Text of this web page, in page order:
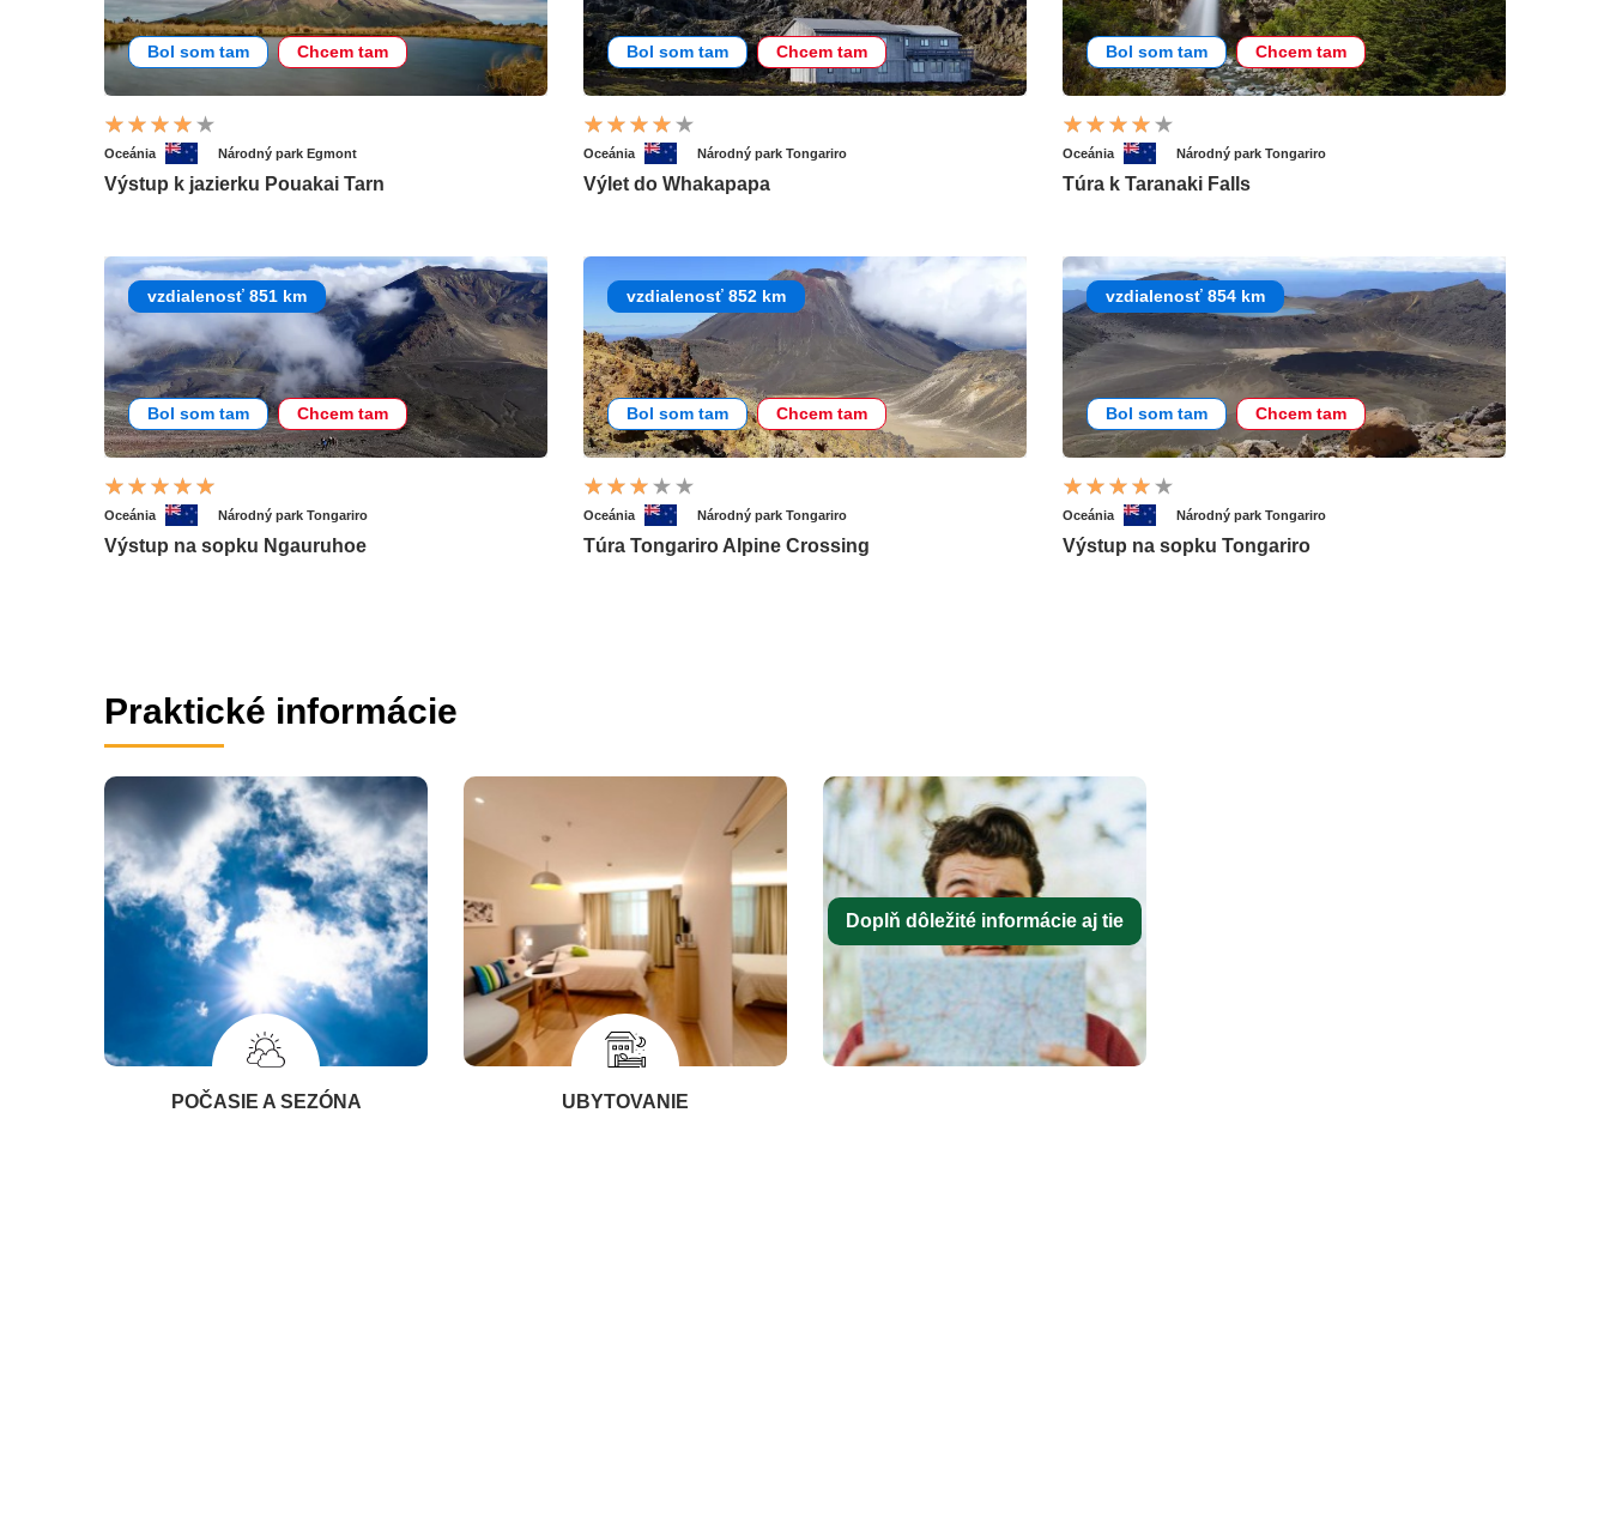
Bol som tam Chcem tam
Oceánia Národný park Egmont
Výstup k jazierku Pouakai Tarn
Bol som tam Chcem tam
Oceánia Národný park Tongariro
Výlet do Whakapapa
Bol som tam Chcem tam
Oceánia Národný park Tongariro
Túra k Taranaki Falls
vzdialenosť 851 km
Bol som tam Chcem tam
Oceánia Národný park Tongariro
Výstup na sopku Ngauruhoe
vzdialenosť 852 km
Bol som tam Chcem tam
Oceánia Národný park Tongariro
Túra Tongariro Alpine Crossing
vzdialenosť 854 km
Bol som tam Chcem tam
Oceánia Národný park Tongariro
Výstup na sopku Tongariro
Praktické informácie
POČASIE A SEZÓNA UBYTOVANIE
Doplň dôležité informácie aj tie